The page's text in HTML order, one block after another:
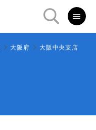
大阪府 大阪中央支店